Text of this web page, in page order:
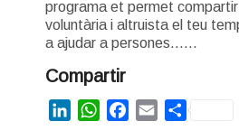
programa et permet
voluntària i altruista el teu
a ajudar a persones……
Compartir
LinkedInWhatsAppFacebook
EmailShare